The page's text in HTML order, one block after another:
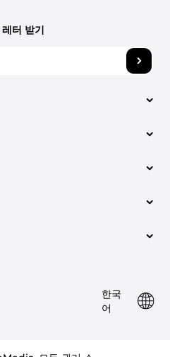
에 MP3 (2026년 업데이트)
은 다음과 같습니다.
항
터 받기
한국
어